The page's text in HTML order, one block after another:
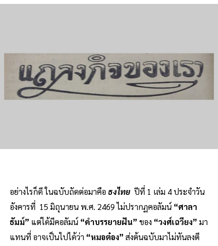
อย่างไรก็ดี ในฉบับถัดต่อมาคือธงไทย ปีที่ 1 เล่ม 4 ประจำวัน
อังคารที่ 15 มิถุนายน พ.ศ. 2469 ไม่ปรากฏคอลัมน์ “ศาลา
ธัมม์” แต่ได้มีคอลัมน์ “คำบรรยายฝัน” ของ “วงศ์เฉวียง” มา
แทนที่ อาจเป็นไปได้ว่า “หมอต๋อง” ส่งต้นฉบับมาไม่ทันลงตี